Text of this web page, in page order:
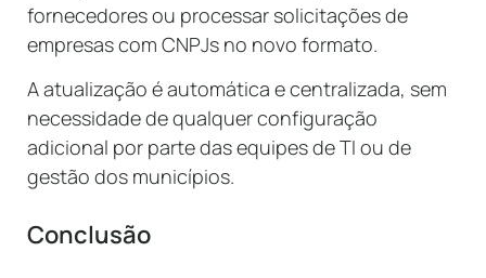
fornecedores ou processar solicitações de
empresas com CNPJs no novo formato.
A atualização é automática e centralizada, sem
necessidade de qualquer configuração
adicional por parte das equipes de TI ou de
gestão dos municípios.
Conclusão